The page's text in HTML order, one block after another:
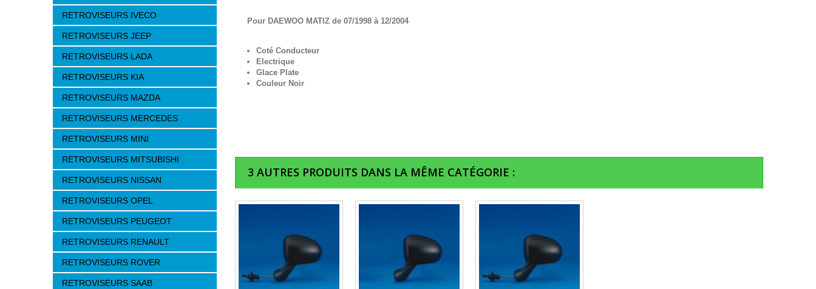
RETROVISEURS IVECO
RETROVISEURS JEEP
RETROVISEURS LADA
RETROVISEURS KIA
RETROVISEURS MAZDA
RETROVISEURS MERCEDES
RETROVISEURS MINI
RETROVISEURS MITSUBISHI
RETROVISEURS NISSAN
RETROVISEURS OPEL
RETROVISEURS PEUGEOT
RETROVISEURS RENAULT
RETROVISEURS ROVER
RETROVISEURS SAAB
Pour DAEWOO MATIZ de 07/1998 à 12/2004
Coté Conducteur
Electrique
Glace Plate
Couleur Noir
3 AUTRES PRODUITS DANS LA MÊME CATÉGORIE :